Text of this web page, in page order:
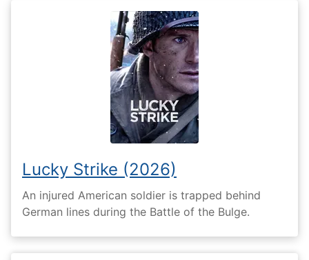
Lucky Strike (2026)
An injured American soldier is trapped behind
German lines during the Battle of the Bulge.